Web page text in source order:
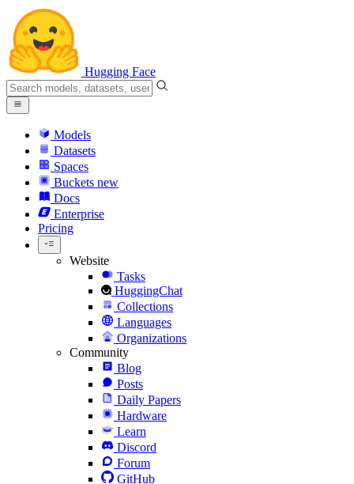
Hugging Face
Models
Datasets
Spaces
Buckets new
Docs
Enterprise
Pricing
Website
Tasks
HuggingChat
Collections
Languages
Organizations
Community
Blog
Posts
Daily Papers
Hardware
Learn
Discord
Forum
GitHub